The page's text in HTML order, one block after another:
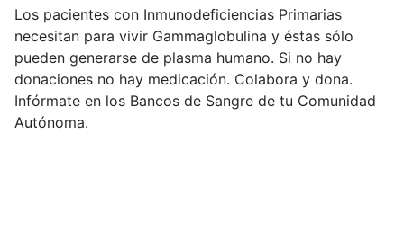
Los pacientes con Inmunodeficiencias Primarias
necesitan para vivir Gammaglobulina y éstas sólo
pueden generarse de plasma humano. Si no hay
donaciones no hay medicación. Colabora y dona.
Infórmate en los Bancos de Sangre de tu Comunidad
Autónoma.